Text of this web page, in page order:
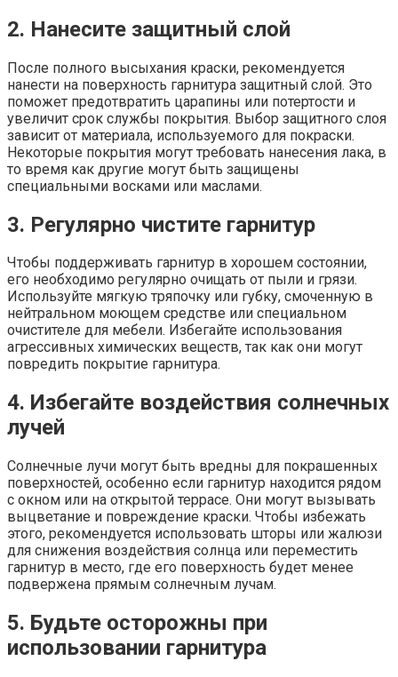
2. Нанесите защитный слой
После полного высыхания краски, рекомендуется
нанести на поверхность гарнитура защитный слой. Это
поможет предотвратить царапины или потертости и
увеличит срок службы покрытия. Выбор защитного слоя
зависит от материала, используемого для покраски.
Некоторые покрытия могут требовать нанесения лака, в
то время как другие могут быть защищены
специальными восками или маслами.
3. Регулярно чистите гарнитур
Чтобы поддерживать гарнитур в хорошем состоянии,
его необходимо регулярно очищать от пыли и грязи.
Используйте мягкую тряпочку или губку, смоченную в
нейтральном моющем средстве или специальном
очистителе для мебели. Избегайте использования
агрессивных химических веществ, так как они могут
повредить покрытие гарнитура.
4. Избегайте воздействия солнечных
лучей
Солнечные лучи могут быть вредны для покрашенных
поверхностей, особенно если гарнитур находится рядом
с окном или на открытой террасе. Они могут вызывать
выцветание и повреждение краски. Чтобы избежать
этого, рекомендуется использовать шторы или жалюзи
для снижения воздействия солнца или переместить
гарнитур в место, где его поверхность будет менее
подвержена прямым солнечным лучам.
5. Будьте осторожны при
использовании гарнитура